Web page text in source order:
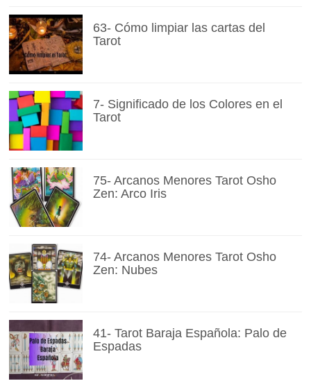
63- Cómo limpiar las cartas del
Tarot
7- Significado de los Colores en el
Tarot
75- Arcanos Menores Tarot Osho
Zen: Arco Iris
74- Arcanos Menores Tarot Osho
Zen: Nubes
41- Tarot Baraja Española: Palo de
Espadas